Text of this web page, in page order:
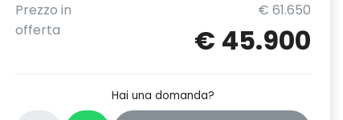
Prezzo in
offerta
€ 61.650
€ 45.900
Hai una domanda?